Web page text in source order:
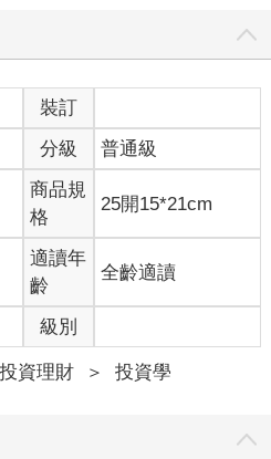
裝訂
分級 普通級
商品規
格
25開15*21cm
適讀年
齡
全齡適讀
級別
投資理財 ＞ 投資學